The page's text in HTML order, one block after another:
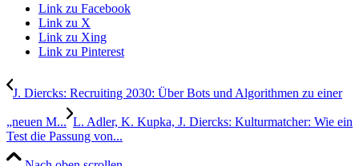
Link zu Facebook
Link zu X
Link zu Xing
Link zu Pinterest
J. Diercks: Recruiting 2030: Über Bots und Algorithmen zu einer
„neuen M... L. Adler, K. Kupka, J. Diercks: Kulturmatcher: Wie ein
Test die Passung von...